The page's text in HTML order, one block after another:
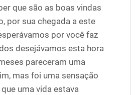
que são as boas vindas
por sua chegada a este
por você faz
desejávamos esta hora
pareceram uma
mas foi uma sensação
uma vida estava